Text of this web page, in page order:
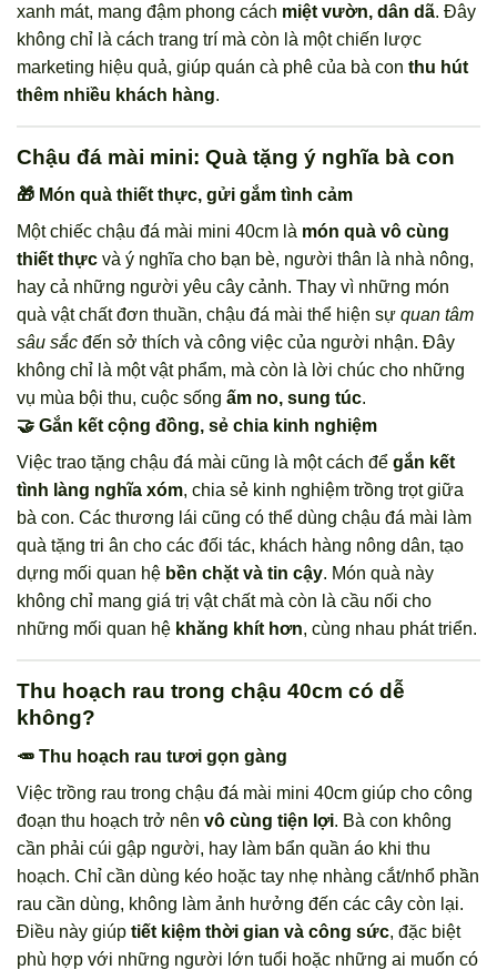
xanh mát, mang đậm phong cách miệt vườn, dân dã. Đây
không chỉ là cách trang trí mà còn là một chiến lược
marketing hiệu quả, giúp quán cà phê của bà con thu hút
thêm nhiều khách hàng.
Chậu đá mài mini: Quà tặng ý nghĩa bà con
🎁 Món quà thiết thực, gửi gắm tình cảm
Một chiếc chậu đá mài mini 40cm là món quà vô cùng
thiết thực và ý nghĩa cho bạn bè, người thân là nhà nông,
hay cả những người yêu cây cảnh. Thay vì những món
quà vật chất đơn thuần, chậu đá mài thể hiện sự quan tâm
sâu sắc đến sở thích và công việc của người nhận. Đây
không chỉ là một vật phẩm, mà còn là lời chúc cho những
vụ mùa bội thu, cuộc sống ấm no, sung túc.
🤝 Gắn kết cộng đồng, sẻ chia kinh nghiệm
Việc trao tặng chậu đá mài cũng là một cách để gắn kết
tình làng nghĩa xóm, chia sẻ kinh nghiệm trồng trọt giữa
bà con. Các thương lái cũng có thể dùng chậu đá mài làm
quà tặng tri ân cho các đối tác, khách hàng nông dân, tạo
dựng mối quan hệ bền chặt và tin cậy. Món quà này
không chỉ mang giá trị vật chất mà còn là cầu nối cho
những mối quan hệ khăng khít hơn, cùng nhau phát triển.
Thu hoạch rau trong chậu 40cm có dễ
không?
🥕 Thu hoạch rau tươi gọn gàng
Việc trồng rau trong chậu đá mài mini 40cm giúp cho công
đoạn thu hoạch trở nên vô cùng tiện lợi. Bà con không
cần phải cúi gập người, hay làm bẩn quần áo khi thu
hoạch. Chỉ cần dùng kéo hoặc tay nhẹ nhàng cắt/nhổ phần
rau cần dùng, không làm ảnh hưởng đến các cây còn lại.
Điều này giúp tiết kiệm thời gian và công sức, đặc biệt
phù hợp với những người lớn tuổi hoặc những ai muốn có